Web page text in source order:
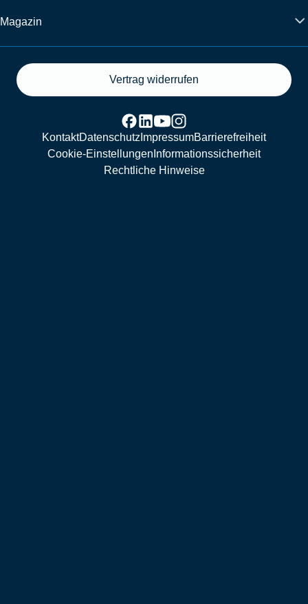
Magazin
Vertrag widerrufen
KontaktDatenschutz ImpressumBarrierefreiheit
Cookie-Einstellungen Informationssicherheit
Rechtliche Hinweise